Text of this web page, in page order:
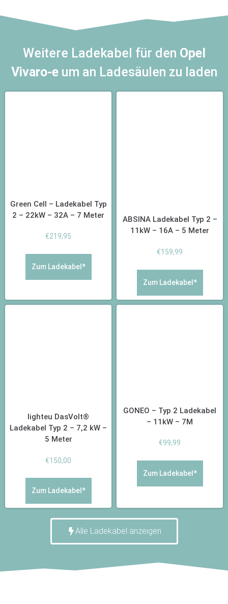
Weitere Ladekabel für den Opel
Vivaro-eum an Ladesäulen zu laden
Green Cell – Ladekabel Typ
2 – 22kW – 32A – 7 Meter
€219,95
Zum Ladekabel*
ABSINA Ladekabel Typ 2 –
11kW – 16A – 5 Meter
€159,99
Zum Ladekabel*
lighteu DasVolt®
Ladekabel Typ 2 – 7,2 kW –
5 Meter
€150,00
Zum Ladekabel*
GONEO – Typ 2 Ladekabel
– 11kW – 7M
€99,99
Zum Ladekabel*
Alle Ladekabel anzeigen